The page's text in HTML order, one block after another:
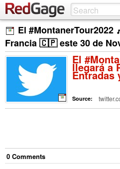
El #MontanerTour2022
Francia 🇨🇵 este 30 de
El
llegará a
Source:
0 Comments